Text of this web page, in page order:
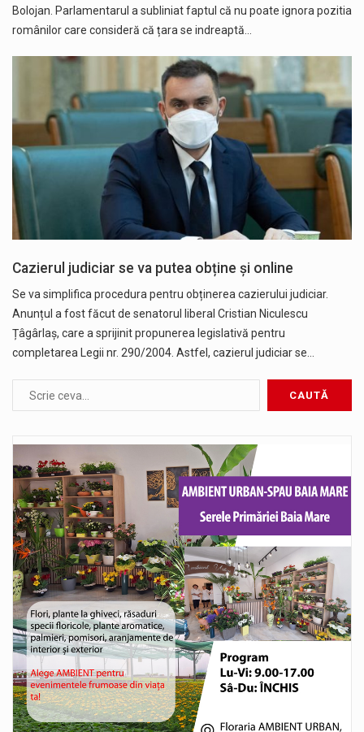
Bolojan. Parlamentarul a subliniat faptul că nu poate ignora pozitia
românilor care consideră că țara se indreaptă…
Cazierul judiciar se va putea obține și online
Se va simplifica procedura pentru obținerea cazierului judiciar.
Anunțul a fost făcut de senatorul liberal Cristian Niculescu
Țâgârlaș, care a sprijinit propunerea legislativă pentru
completarea Legii nr. 290/2004. Astfel, cazierul judiciar se…